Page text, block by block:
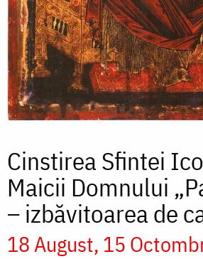
Cinstirea Sfintei
Maicii Domnului
– izbăvitoarea de
18 August 15